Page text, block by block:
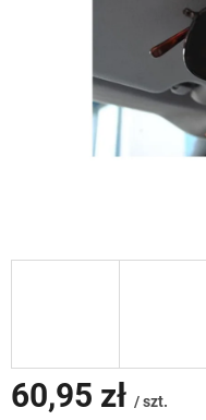
60,95 zł / szt.